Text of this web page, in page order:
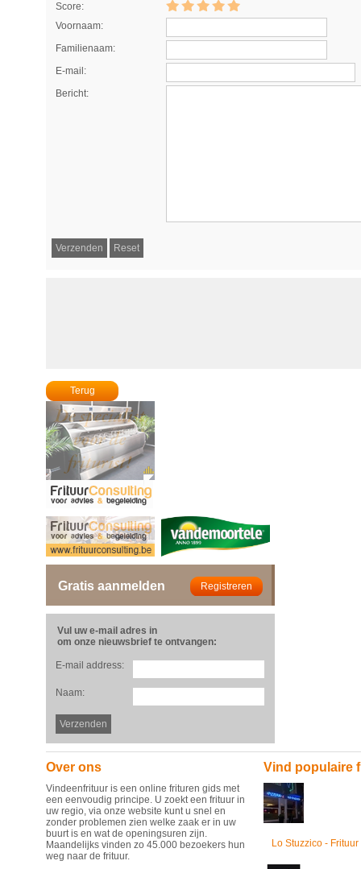
Score:
Voornaam:
Familienaam:
E-mail:
Bericht:
Terug
Gratis aanmelden
Vul uw e-mail adres in
om onze nieuwsbrief te ontvangen:
E-mail address:
Naam:
Over ons
Vindeenfrituur is een online frituren gids met
een eenvoudig principe. U zoekt een frituur in
uw regio, via onze website kunt u snel en
zonder problemen zien welke zaak er in uw
buurt is en wat de openingsuren zijn.
Maandelijks vinden zo 45.000 bezoekers hun
weg naar de frituur.
Vind populaire
Lo Stuzzico -